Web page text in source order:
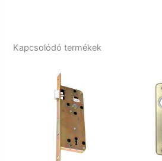
Kapcsolódó termékek